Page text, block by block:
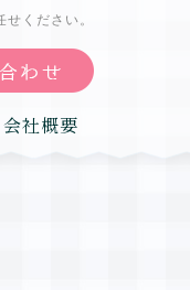
ください。
会社概要